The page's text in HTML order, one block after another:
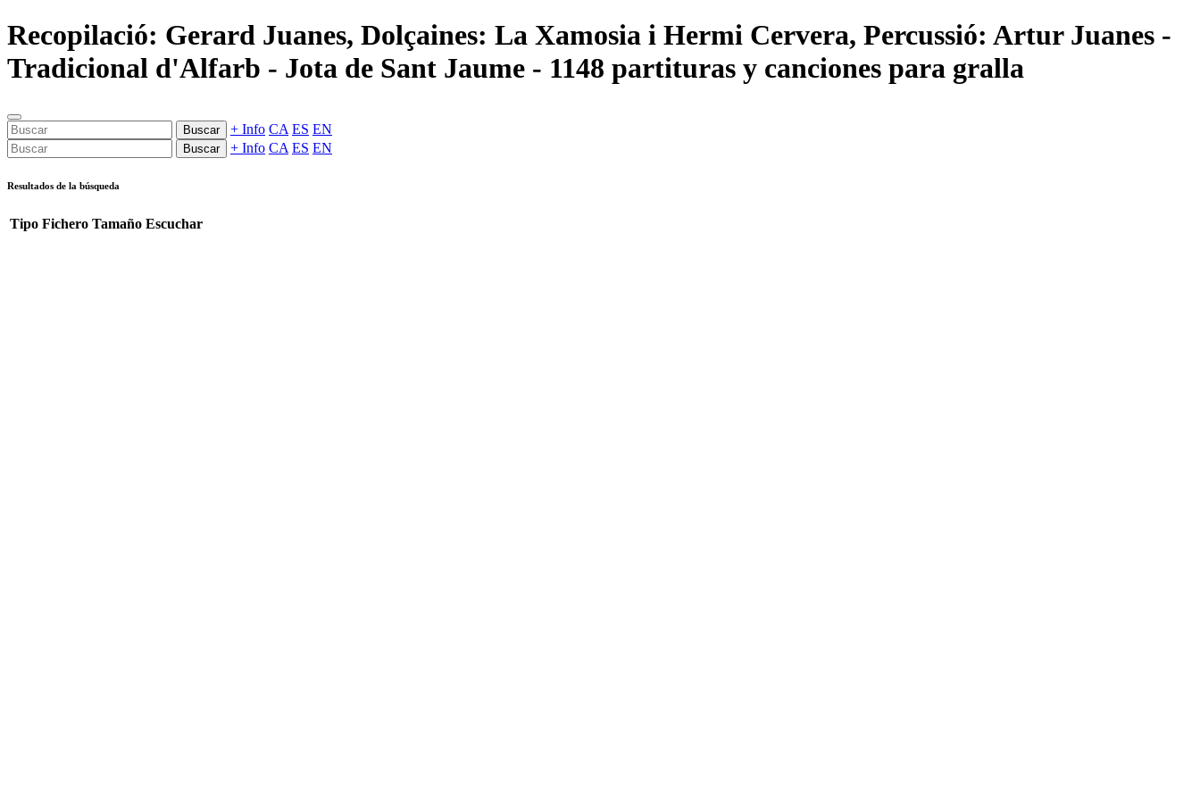
Recopilació: Gerard Juanes, Dolçaines: La Xamosia i Hermi Cervera, Percussió: Artur Juanes -
Tradicional d'Alfarb - Jota de Sant Jaume - 1148 partituras y canciones para gralla
Buscar + Info CA ES EN
Buscar + Info CA ES EN
Resultados de la búsqueda
Tipo Fichero Tamaño Escuchar